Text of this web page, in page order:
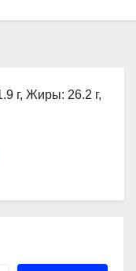
г, Жиры: 26.2 г,